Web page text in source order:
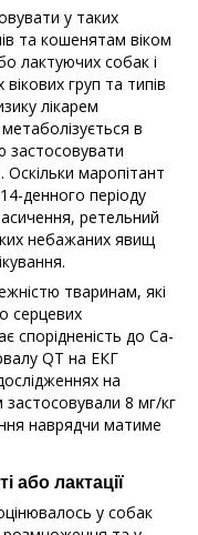
у таких
та кошенятам віком
лактуючих собак і
груп та типів
лікарем
в
застосовувати
маропітант
денного періоду
ретельний
небажаних явищ
тваринам, які
серцевих
спорідненість до Са-
QТ на ЕКГ
на
8 мг/кг
наврядчи матиме
або лактації
у собак